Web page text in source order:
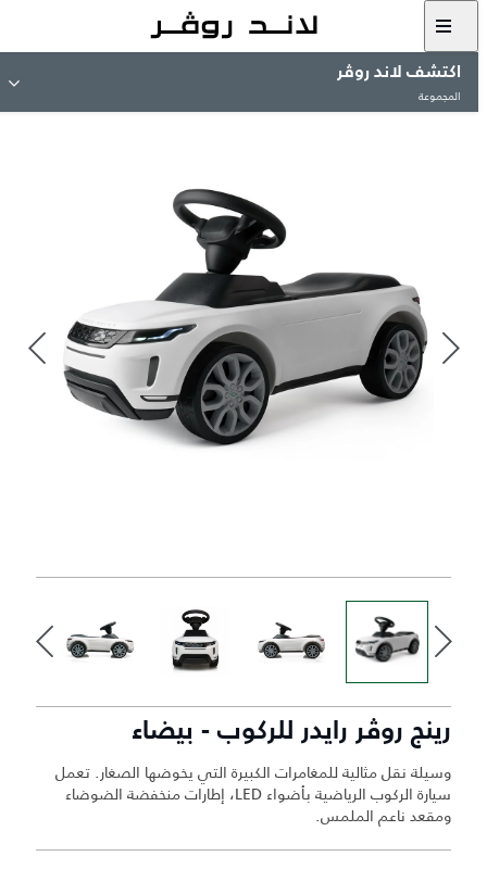
اكتشف لاند روڤر
المجموعة
رينج روڤر رايدر للركوب - بيضاء
وسيلة نقل مثالية للمغامرات الكبيرة التي يخوضها الصغار. تعمل
سيارة الركوب الرياضية بأضواء LED، إطارات منخفضة الضوضاء
ومقعد ناعم الملمس.